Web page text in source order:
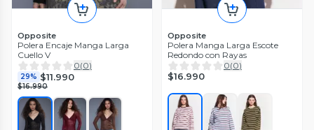
Opposite
Polera Encaje Manga Larga
Cuello V
0(0)
29% $11.990
$16.990
Opposite
Polera Manga Larga Escote
Redondo con Rayas
0(0)
$16.990